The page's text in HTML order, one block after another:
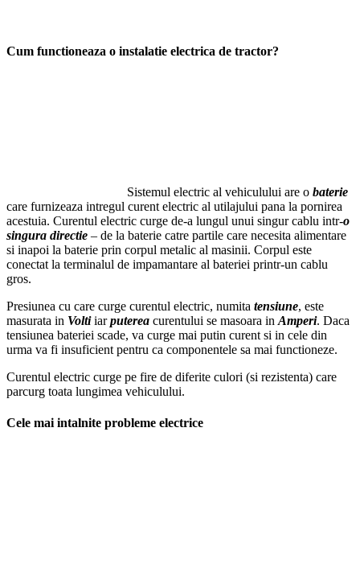
Cum functioneaza o instalatie electrica de tractor?
Sistemul electric al vehiculului are o baterie
care furnizeaza intregul curent electric al utilajului pana la pornirea
acestuia. Curentul electric curge de-a lungul unui singur cablu intr-o
singura directie – de la baterie catre partile care necesita alimentare
si inapoi la baterie prin corpul metalic al masinii. Corpul este
conectat la terminalul de impamantare al bateriei printr-un cablu
gros.
Presiunea cu care curge curentul electric, numita tensiune, este
masurata in Voltiiarputerea curentului se masoara in Amperi. Daca
tensiunea bateriei scade, va curge mai putin curent si in cele din
urma va fi insuficient pentru ca componentele sa mai functioneze.
Curentul electric curge pe fire de diferite culori (si rezistenta) care
parcurg toata lungimea vehiculului.
Cele mai intalnite probleme electrice